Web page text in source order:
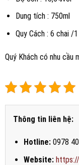
Dung tích : 750ml
Quy Cách : 6 chai /
Quý Khách có nhu cầu
Thông tin liên hệ:
Hotline:0978
Website: